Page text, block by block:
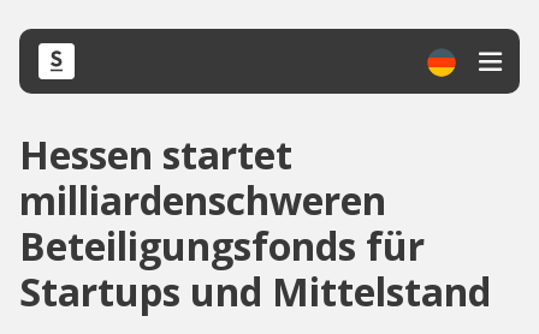
Hessen startet
milliardenschweren
Beteiligungsfonds für
Startups und Mittelstand